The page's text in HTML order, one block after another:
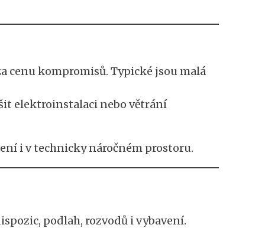
cenu kompromisů. Typické jsou malá
elektroinstalaci nebo větrání
i v technicky náročném prostoru.
podlah, rozvodů i vybavení.